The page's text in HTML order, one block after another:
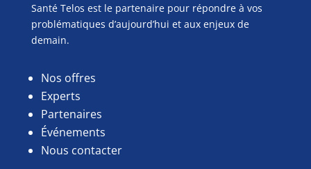
Santé Telos est le partenaire pour répondre à vos
problématiques d’aujourd’hui et aux enjeux de
demain.
Nos offres
Experts
Partenaires
Événements
Nous contacter